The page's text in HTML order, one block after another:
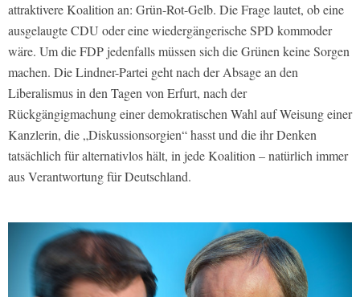
attraktivere Koalition an: Grün-Rot-Gelb. Die Frage lautet, ob eine
ausgelaugte CDU oder eine wiedergängerische SPD kommoder
wäre. Um die FDP jedenfalls müssen sich die Grünen keine Sorgen
machen. Die Lindner-Partei geht nach der Absage an den
Liberalismus in den Tagen von Erfurt, nach der
Rückgängigmachung einer demokratischen Wahl auf Weisung einer
Kanzlerin, die „Diskussionsorgien“ hasst und die ihr Denken
tatsächlich für alternativlos hält, in jede Koalition – natürlich immer
aus Verantwortung für Deutschland.